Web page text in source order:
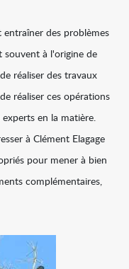
entraîner des problèmes
souvent à l'origine de
réaliser des travaux
réaliser ces opérations
experts en la matière.
à Clément Elagage
pour mener à bien
complémentaires,